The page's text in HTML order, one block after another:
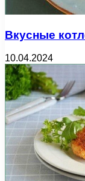
Вкусные
10.04.2024